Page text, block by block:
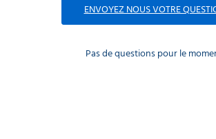
ENVOYEZ NOUS VOTRE
Pas de questions pour le